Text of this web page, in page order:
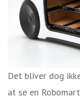
Det bliver dog
at se en